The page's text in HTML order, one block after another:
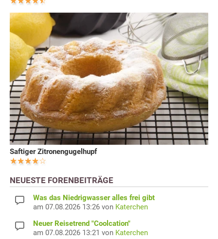
Saftiger Zitronengugelhupf
NEUESTE FORENBEITRÄGE
Was das Niedrigwasser alles frei gibt
am 07.08.2026 13:26 von Katerchen
Neuer Reisetrend "Coolcation"
am 07.08.2026 13:21 von Katerchen